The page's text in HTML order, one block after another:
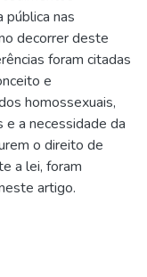
nas
decorrer deste
foram citadas
e
homossexuais,
a necessidade da
o direito de
a lei, foram
artigo.